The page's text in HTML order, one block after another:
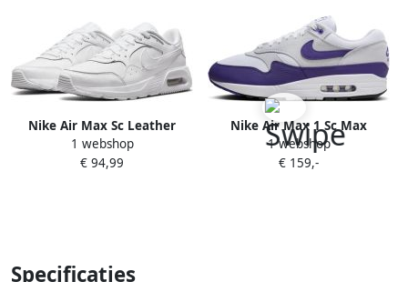
Nike Air Max Sc Leather
Heren Sneakers Dh9636-101
Kleur Wit
1 webshop
€ 94,99
Nike Air Max 1 Sc Max
Schoenen white field purple-
football grey-black maat: 41
1 webshop
€ 159,-
Specificaties